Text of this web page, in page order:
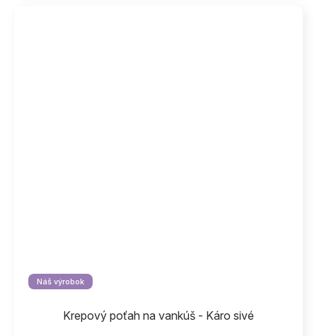
Náš výrobok
Krepový poťah na vankúš - Káro sivé